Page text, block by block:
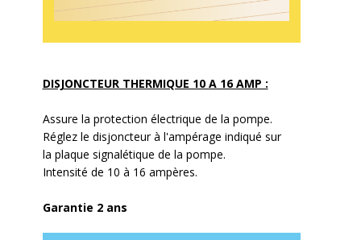
DISJONCTEUR THERMIQUE 10 A 16 AMP :
Assure la protection électrique de la pompe.
Réglez le disjoncteur à l'ampérage indiqué sur
la plaque signalétique de la pompe.
Intensité de 10 à 16 ampères.
Garantie 2 ans